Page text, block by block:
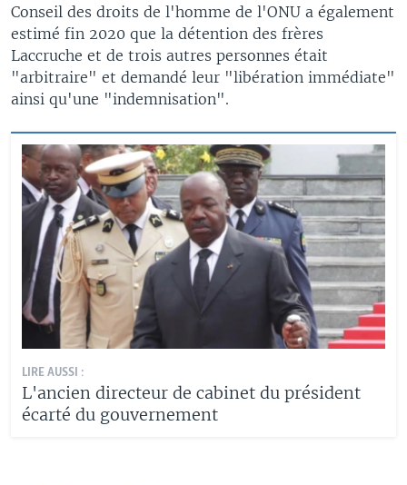
Conseil des droits de l'homme de l'ONU a également
estimé fin 2020 que la détention des frères
Laccruche et de trois autres personnes était
"arbitraire" et demandé leur "libération immédiate"
ainsi qu'une "indemnisation".
LIRE AUSSI :
L'ancien directeur de cabinet du président
écarté du gouvernement